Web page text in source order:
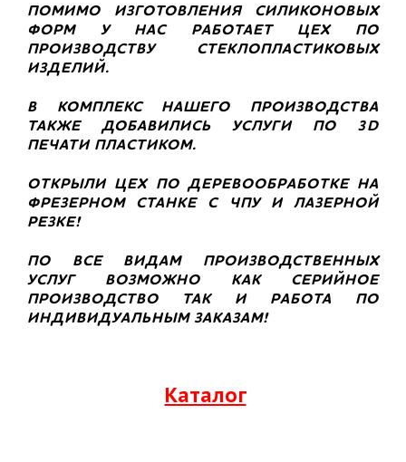
ПОМИМО ИЗГОТОВЛЕНИЯ СИЛИКОНОВЫХ
ФОРМ У НАС РАБОТАЕТ ЦЕХ ПО
ПРОИЗВОДСТВУ СТЕКЛОПЛАСТИКОВЫХ
ИЗДЕЛИЙ.
В КОМПЛЕКС НАШЕГО ПРОИЗВОДСТВА
ТАКЖЕ ДОБАВИЛИСЬ УСЛУГИ ПО 3D
ПЕЧАТИ ПЛАСТИКОМ.
ОТКРЫЛИ ЦЕХ ПО ДЕРЕВООБРАБОТКЕ НА
ФРЕЗЕРНОМ СТАНКЕ С ЧПУ И ЛАЗЕРНОЙ
РЕЗКЕ!
ПО ВСЕ ВИДАМ ПРОИЗВОДСТВЕННЫХ
УСЛУГ ВОЗМОЖНО КАК СЕРИЙНОЕ
ПРОИЗВОДСТВО ТАК И РАБОТА ПО
ИНДИВИДУАЛЬНЫМ ЗАКАЗАМ!
Каталог